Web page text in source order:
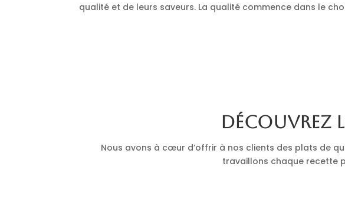
qualité et de leurs saveurs. La qualité commence dans le
Découvrez
Nous avons à cœur d’offrir à nos clients des plats de
travaillons chaque recette